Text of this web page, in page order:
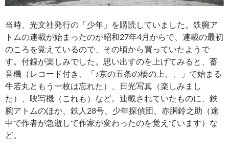
当時、光文社発行の「少年」を購読していました。鉄腕ア
トムの連載が始まったのが昭和27年4月からで、連載の最初
のころを覚えているので、その頃から買っていたようで
す。付録が楽しみでした。思い出すのを上げてみると、蓄
音機（レコード付き、「♪京の五条の橋の上、、」で始まる
牛若丸ともう一枚は忘れた）、日光写真（楽しみまし
た）、映写機（これも）など。連載されていたものに、鉄
腕アトムのほか、鉄人28号、少年探偵団、赤胴鈴之助（途
中で作者が急逝して作家が変わったのを覚えています）な
ど。